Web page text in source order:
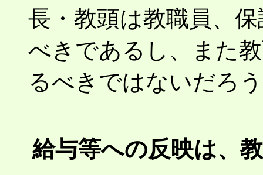
長・教頭は教職員、
べきであるし、また
るべきではないだろ
給与等への反映は、